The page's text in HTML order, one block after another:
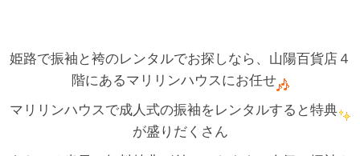
姫路で振袖と袴のレンタルでお探しなら、山陽百貨店４
階にあるマリリンハウスにお任せ
マリリンハウスで成人式の振袖をレンタルすると特典
が盛りだくさん